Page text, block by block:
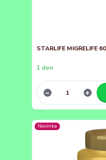
STARLIFE MIGRELIFE
1 den
Novinka